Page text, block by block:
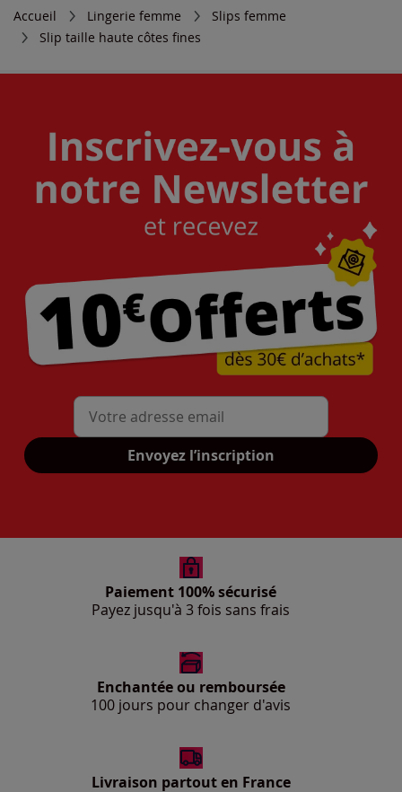
Accueil Lingerie femme
Slips femme
Slip taille haute côtes fines
Mon adresse mail
Envoyez l’inscription
Paiement 100% sécurisé
Payez jusqu'à 3 fois sans frais
Enchantée ou remboursée
100 jours pour changer d'avis
Livraison partout en France